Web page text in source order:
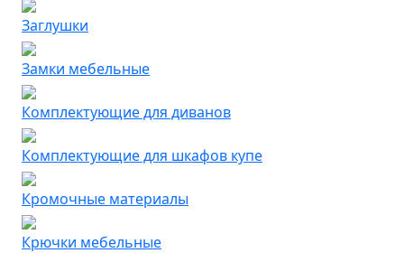
Заглушки
Замки мебельные
Комплектующие для диванов
Комплектующие для шкафов купе
Кромочные материалы
Крючки мебельные